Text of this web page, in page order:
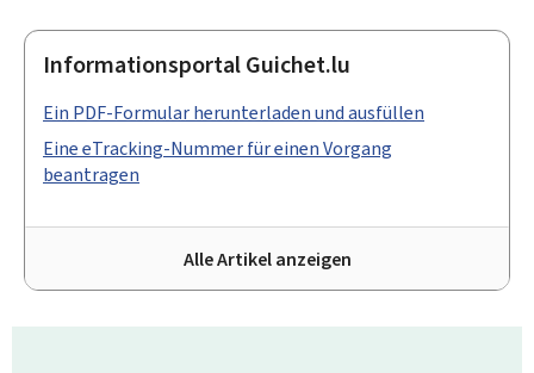
Informationsportal Guichet.lu
Alle Artikel anzeigen
Ein PDF-Formular herunterladen und ausfüllen
Eine eTracking-Nummer für einen Vorgang
beantragen